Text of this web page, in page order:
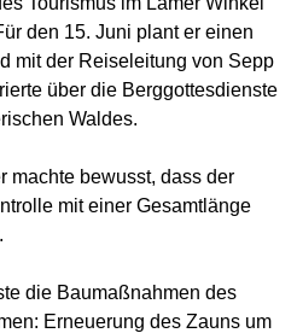
den 15. Juni plant er einen
mit der Reiseleitung von Sepp
über die Berggottesdienste
Waldes.
machte bewusst, dass der
mit einer Gesamtlänge
die Baumaßnahmen des
Erneuerung des Zauns um